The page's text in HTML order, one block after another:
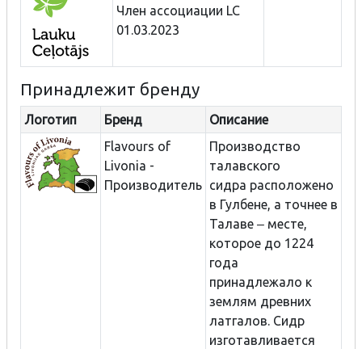
Член ассоциации LC
01.03.2023
Принадлежит бренду
Логотип Бренд
Описание
Flavours of
Livonia -
Производитель
Производство
талавского
сидра расположено
в Гулбене, а точнее в
Талаве ‒ месте,
которое до 1224
года
принадлежало к
землям древних
латгалов. Сидр
изготавливается